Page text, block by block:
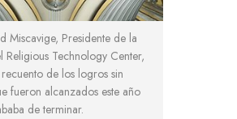
Miscavige, Presidente de la
Religious Technology Center,
de los logros sin
fueron alcanzados este año
de terminar.